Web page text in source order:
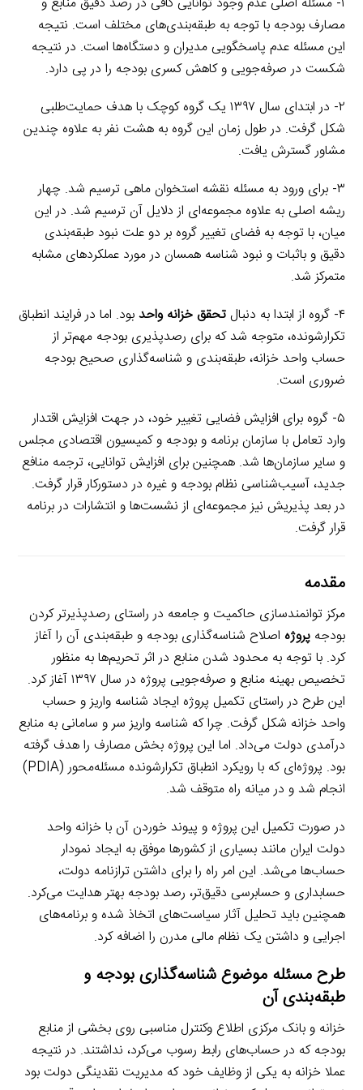
مصارف بودجه با توجه به طبقه‌بندی‌های مختلف است. نتیجه
این مسئله عدم پاسخگویی مدیران و دستگاه‌ها است. در نتیجه
شکست در صرفه‌جویی و کاهش کسری بودجه را در پی دارد.
۲- در ابتدای سال ۱۳۹۷ یک گروه کوچک با هدف حمایت‌طلبی
شکل گرفت. در طول زمان این گروه به هشت نفر به علاوه چندین
مشاور گسترش یافت.
۳- برای ورود به مسئله نقشه استخوان ماهی ترسیم شد. چهار
ریشه اصلی به علاوه مجموعه‌ای از دلایل آن ترسیم شد. در این
میان، با توجه به فضای تغییر گروه بر دو علت نبود طبقه‌بندی
دقیق و باثبات و نبود شناسه همسان در مورد عملکردهای مشابه
متمرکز شد.
۴- گروه از ابتدا به دنبال
تحقق خزانه واحدبود. اما در فرایند انطباق
تکرارشونده، متوجه شد که برای رصدپذیری بودجه مهم‌تر از
حساب واحد خزانه، طبقه‌بندی و شناسه‌گذاری صحیح بودجه
ضروری است.
۵- گروه برای افزایش فضایی تغییر خود، در جهت افزایش اقتدار
وارد تعامل با سازمان برنامه و بودجه و کمیسیون اقتصادی مجلس
و سایر سازمان‌ها شد. همچنین برای افزایش توانایی، ترجمه منافع
جدید، آسیب‌شناسی نظام بودجه و غیره در دستورکار قرار گرفت.
در بعد پذیریش نیز مجموعه‌ای از نشست‌ها و انتشارات در برنامه
قرار گرفت.
مقدمه
مرکز توانمندسازی حاکمیت و جامعه در راستای رصدپذیرتر کردن
بودجهپروژه اصلاح شناسه‌گذاری بودجه و طبقه‌بندی آن را آغاز
کرد. با توجه به محدود شدن منابع در اثر تحریم‌ها به منظور
تخصیص بهینه منابع و صرفه‌جویی پروژه در سال ۱۳۹۷ آغاز کرد.
این طرح در راستای تکمیل پروژه ایجاد شناسه واریز و حساب
واحد خزانه شکل گرفت. چرا که شناسه واریز سر و سامانی به منابع
درآمدی دولت می‌داد. اما این پروژه بخش مصارف را هدف گرفته
بود. پرو‌ژه‌ای که با رویکرد انطباق تکرارشونده مسئله‌محور (PDIA)
انجام شد و در میانه راه متوقف شد.
در صورت تکمیل این پروژه و پیوند خوردن آن با خزانه واحد
دولت ایران مانند بسیاری از کشورها موفق به ایجاد نمودار
حساب‌ها می‌شد. این امر راه را برای داشتن ترازنامه دولت،‌
حسابداری و حسابرسی دقیق‌تر، رصد بودجه بهتر هدایت می‌کرد.
همچنین باید تحلیل آثار سیاست‌های اتخاذ شده و برنامه‌های
اجرایی و داشتن یک نظام مالی مدرن را اضافه کرد.
طرح مسئله موضوع شناسه‌گذاری بودجه و
طبقه‌بندی آن
خزانه و بانک مرکزی اطلاع وکنترل مناسبی روی بخشی از منابع
بودجه که در حساب‌های رابط رسوب می‌کرد، نداشتند. در نتیجه
عملا خزانه به یکی از وظایف خود که مدیریت نقدینگی دولت بود